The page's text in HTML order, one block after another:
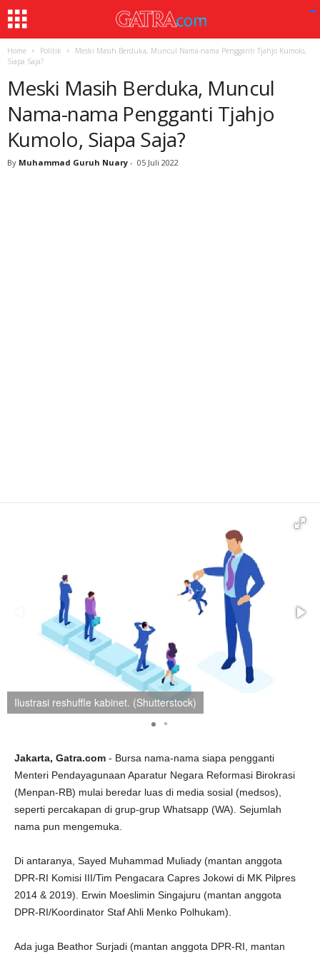
Home Politik
Meski Masih Berduka, Muncul Nama-nama Pengganti Tjahjo Kumolo,
Siapa Saja?
Meski Masih Berduka, Muncul
Nama-nama Pengganti Tjahjo
Kumolo, Siapa Saja?
By Muhammad Guruh Nuary - 05 Juli 2022
Ilustrasi reshuffle kabinet. (Shutterstock)
Jakarta, Gatra.com - Bursa nama-nama siapa pengganti
Menteri Pendayagunaan Aparatur Negara Reformasi Birokrasi
(Menpan-RB) mulai beredar luas di media sosial (medsos),
seperti percakapan di grup-grup Whatsapp (WA). Sejumlah
nama pun mengemuka.
Di antaranya, Sayed Muhammad Muliady (mantan anggota
DPR-RI Komisi III/Tim Pengacara Capres Jokowi di MK Pilpres
2014 & 2019). Erwin Moeslimin Singajuru (mantan anggota
DPR-RI/Koordinator Staf Ahli Menko Polhukam).
Ada juga Beathor Surjadi (mantan anggota DPR-RI, mantan